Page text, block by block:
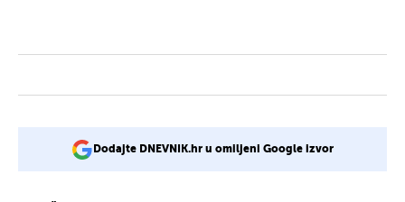
Dodajte DNEVNIK.hr u omiljeni Google izvor